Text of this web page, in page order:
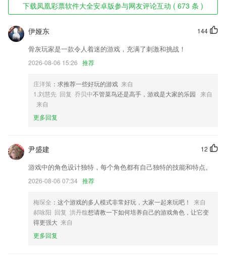
凤凰彩票软件大全安卓版软件特色
1,全面—完整显示布局、图案填充、2265自动匹配所有字体乱码无处可寻
2,【故事拼图】
3,新闻可以在手机通知栏推送，2265用户可以打开或关闭新闻推送的开
4,智能学习:发现弱点,透过智能推送个人化练习,针对性清除弱点,巩固已
学知识点
5,海量货源随便挑，回头车轻松配货；
6,智能分析题库，让你可以全面掌握知识。
1.课程目录，直观显示，自由选择，高效学习；
2.它既解决了传统的线下教育中学员时间上和空间上不足的问题，又解决
了新兴的线上教育中学员学习效果难以保障、正当权益难以保障等问题
3.极其使用的学习软件各位都可以更轻松的融入进来，在这里提升自己。
4.深度挖掘匹配2265各年龄阶段的认知特征，进行不同程度的思维训练；
5.一网打尽，2265上课学习校园生活两不误
下载凤凰彩票软件大全安卓版参与网友评论互动 ( 673 条 )
144
伊娅东
骨灰玩家是一款令人着迷的游戏，充满了刺激和挑战！
2026-08-06 15:26 推荐
庄洋策 ：求推荐一些好玩的游戏 来自
1.刘慧先 回复 乔贝中不管菜鸟还是高手，游戏是大家的乐园 来自
来自
更多回复
12
尹盛建
游戏中的角色设计独特，每个角色都有自己独特的技能和特点。
2026-08-06 07:34 推荐
梅琛全 ：这个游戏的多人模式非常好玩，大家一起来玩吧！
来自
郝咏阳 回复 洪丹馥想请教一下如何培养自己的游戏角色，让它变
得更强大 来自
更多回复